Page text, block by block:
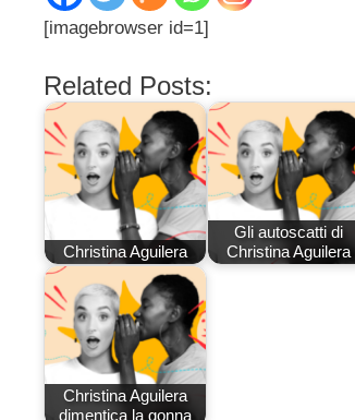
[imagebrowser id=1]
Related Posts:
Christina Aguilera
Gli autoscatti di
Christina Aguilera
Christina Aguilera
dimentica la gonna